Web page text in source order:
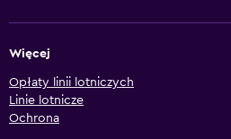
Więcej
Opłaty linii lotniczych
Linie lotnicze
Ochrona